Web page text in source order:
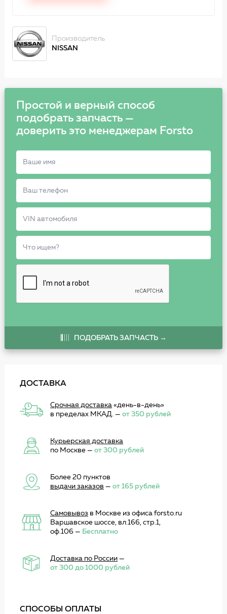
Производитель
NISSAN
Простой и верный способ
подобрать запчасть —
доверить это менеджерам Forsto
ПОДОБРАТЬ ЗАПЧАСТЬ →
ДОСТАВКА
Срочная доставка«день-в-день»
в пределах МКАД. — от 350 рублей
Курьерская доставка
по Москве — от 300 рублей
Более 20 пунктов
выдачи заказов — от 165 рублей
Самовывоз в Москве из офиса forsto.ru
Варшавское шоссе, вл.166, стр.1,
оф.106 — Бесплатно
Доставка по России—
от 300 до 1000 рублей
СПОСОБЫ ОПЛАТЫ